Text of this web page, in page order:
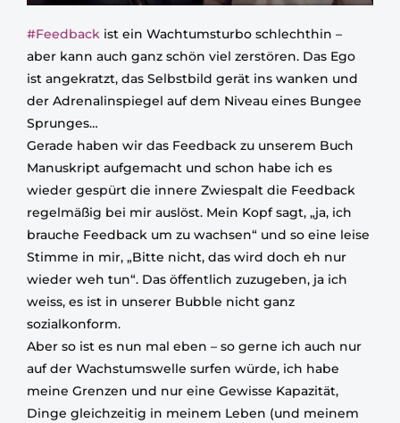
#Feedback ist ein Wachtumsturbo schlechthin –
aber kann auch ganz schön viel zerstören. Das Ego
ist angekratzt, das Selbstbild gerät ins wanken und
der Adrenalinspiegel auf dem Niveau eines Bungee
Sprunges…
Gerade haben wir das Feedback zu unserem Buch
Manuskript aufgemacht und schon habe ich es
wieder gespürt die innere Zwiespalt die Feedback
regelmäßig bei mir auslöst. Mein Kopf sagt, „ja, ich
brauche Feedback um zu wachsen“ und so eine leise
Stimme in mir, „Bitte nicht, das wird doch eh nur
wieder weh tun“. Das öffentlich zuzugeben, ja ich
weiss, es ist in unserer Bubble nicht ganz
sozialkonform.
Aber so ist es nun mal eben – so gerne ich auch nur
auf der Wachstumswelle surfen würde, ich habe
meine Grenzen und nur eine Gewisse Kapazität,
Dinge gleichzeitig in meinem Leben (und meinem